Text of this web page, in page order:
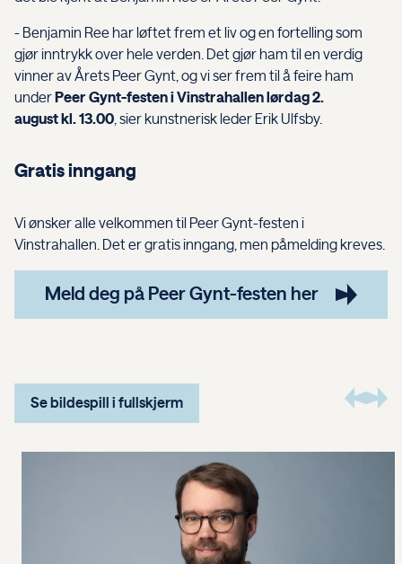
- Benjamin Ree har løftet frem et liv og en fortelling som
gjør inntrykk over hele verden. Det gjør ham til en verdig
vinner av Årets Peer Gynt, og vi ser frem til å feire ham
under Peer Gynt-festen i Vinstrahallen lørdag 2.
august kl. 13.00 , sier kunstnerisk leder Erik Ulfsby.
Gratis inngang
Vi ønsker alle velkommen til Peer Gynt-festen i
Vinstrahallen. Det er gratis inngang, men påmelding kreves.
Meld deg på Peer Gynt-festen her
Se bildespill i fullskjerm